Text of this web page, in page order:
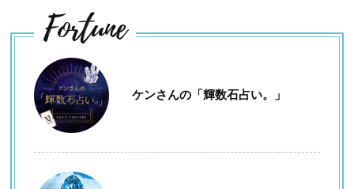
Fortune
ケンさんの「輝数石占い。」